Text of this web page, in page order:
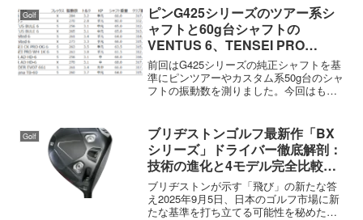
いているスリーブは同じ形状をしていま
す。また、...
Golf
ピンG425シリーズのツアー系シ
ャフトと60g台シャフトの
VENTUS 6、TENSEI PRO
WHITE 1K 6、D-Limited 6、
TENSEI CK Pro ORAGE 6S、
TOUR AD HD-6、Diamana TB-
振動数を測ってみた
前回はG425シリーズの純正シャフトを基
準にピンツアーやカスタム系50g台のシャ
フトの振動数を測りました。今回はもう
以下の通りです。PING TOUR 173-65...
Golf
ブリヂストンゴルフ最新作「BX
シリーズ」ドライバー徹底解剖：
技術の進化と4モデル完全比較ガ
イド
ブリヂストンが示す「飛び」の新たな答
え2025年9月5日、日本のゴルフ市場に新
たな基準を打ち立てる可能性を秘めた製